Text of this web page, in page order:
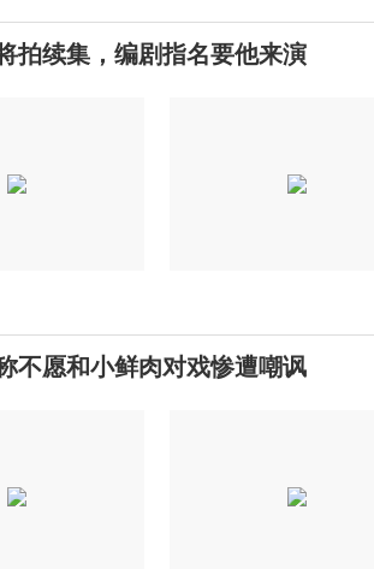
拍续集，编剧指名要他来演
不愿和小鲜肉对戏惨遭嘲讽